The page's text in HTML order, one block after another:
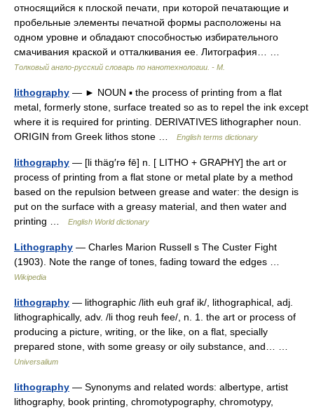
относящийся к плоской печати, при которой печатающие и
пробельные элементы печатной формы расположены на
одном уровне и обладают способностью избирательного
смачивания краской и отталкивания ее. Литография… …
Толковый англо-русский словарь по нанотехнологии. - М.
lithography — ► NOUN ▪ the process of printing from a flat
metal, formerly stone, surface treated so as to repel the ink except
where it is required for printing. DERIVATIVES lithographer noun.
ORIGIN from Greek lithos stone …
English terms dictionary
lithography — [li thäg′rə fē] n. [ LITHO + GRAPHY] the art or
process of printing from a flat stone or metal plate by a method
based on the repulsion between grease and water: the design is
put on the surface with a greasy material, and then water and
printing …
English World dictionary
Lithography — Charles Marion Russell s The Custer Fight
(1903). Note the range of tones, fading toward the edges …
Wikipedia
lithography — lithographic /lith euh graf ik/, lithographical, adj.
lithographically, adv. /li thog reuh fee/, n. 1. the art or process of
producing a picture, writing, or the like, on a flat, specially
prepared stone, with some greasy or oily substance, and… …
Universalium
lithography — Synonyms and related words: albertype, artist
lithography, book printing, chromotypography, chromotypy,